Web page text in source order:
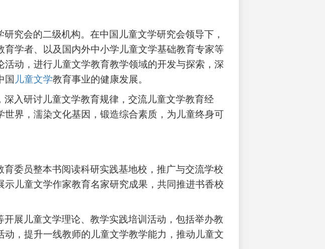
究会的二级机构。在中国儿童文学研究会领导下，
学者、以及国内外中小学儿童文学基础教育专家等
动，进行儿童文学教育教学领域的开发与探索，深
国 儿童文学教育事业的健康发展。
入研讨儿童文学教育规律，交流儿童文学教育经
界，濡染文化基因，锻造综合素质，为儿童终身可
委员整本书阅读科研实践基地校，推广与交流学校
儿童文学作家教育名家研究成果，共同推进书香校
展儿童文学理论、教学实践培训活动，包括举办教
，提升一线教师的儿童文学教学能力，推动儿童文